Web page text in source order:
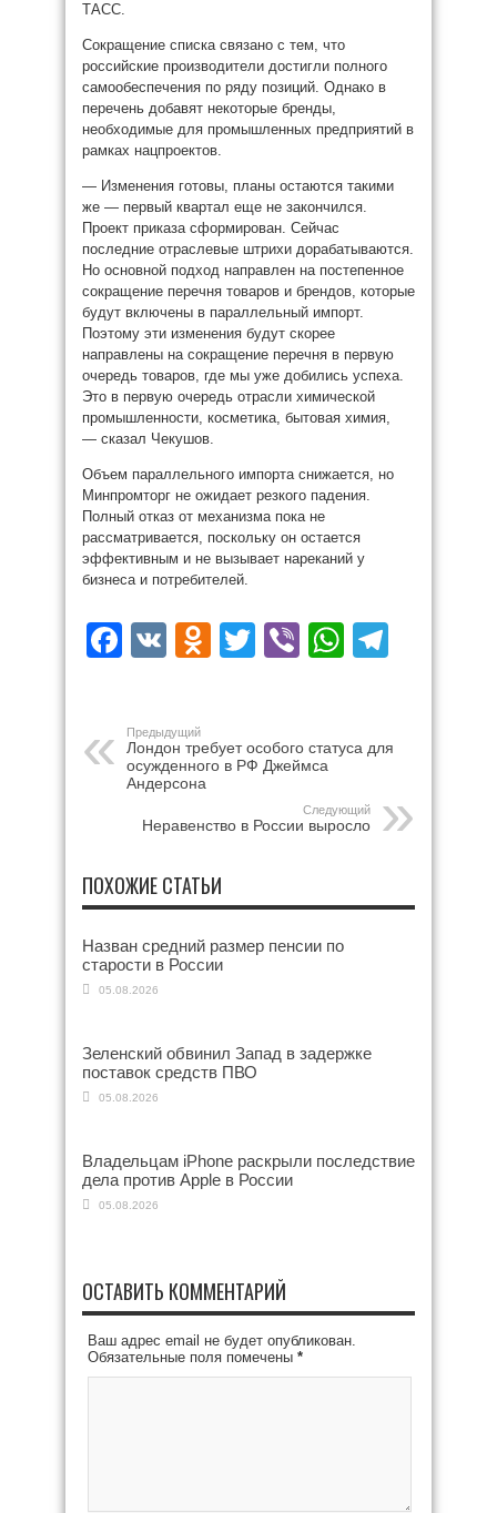
ТАСС.
Сокращение списка связано с тем, что
российские производители достигли полного
самообеспечения по ряду позиций. Однако в
перечень добавят некоторые бренды,
необходимые для промышленных предприятий в
рамках нацпроектов.
— Изменения готовы, планы остаются такими
же — первый квартал еще не закончился.
Проект приказа сформирован. Сейчас
последние отраслевые штрихи дорабатываются.
Но основной подход направлен на постепенное
сокращение перечня товаров и брендов, которые
будут включены в параллельный импорт.
Поэтому эти изменения будут скорее
направлены на сокращение перечня в первую
очередь товаров, где мы уже добились успеха.
Это в первую очередь отрасли химической
промышленности, косметика, бытовая химия,
— сказал Чекушов.
Объем параллельного импорта снижается, но
Минпромторг не ожидает резкого падения.
Полный отказ от механизма пока не
рассматривается, поскольку он остается
эффективным и не вызывает нареканий у
бизнеса и потребителей.
Facebook
VK Odnoklassniki
Twitter
Viber
Предыдущий
Лондон требует особого статуса для
осужденного в РФ Джеймса
Андерсона
Следующий
Неравенство в России выросло
ПОХОЖИЕ СТАТЬИ
Назван средний размер пенсии по
старости в России
05.08.2026
Зеленский обвинил Запад в задержке
поставок средств ПВО
05.08.2026
Владельцам iPhone раскрыли последствие
дела против Apple в России
05.08.2026
ОСТАВИТЬ КОММЕНТАРИЙ
Ваш адрес email не будет опубликован.
Обязательные поля помечены *